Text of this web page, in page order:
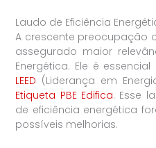
Laudo de Eficiência
A crescente preocupação
assegurado maior
Energética. Ele é
LEED (Liderança em
Etiqueta PBE Edifica. Esse
de eficiência energética
possíveis melhorias.